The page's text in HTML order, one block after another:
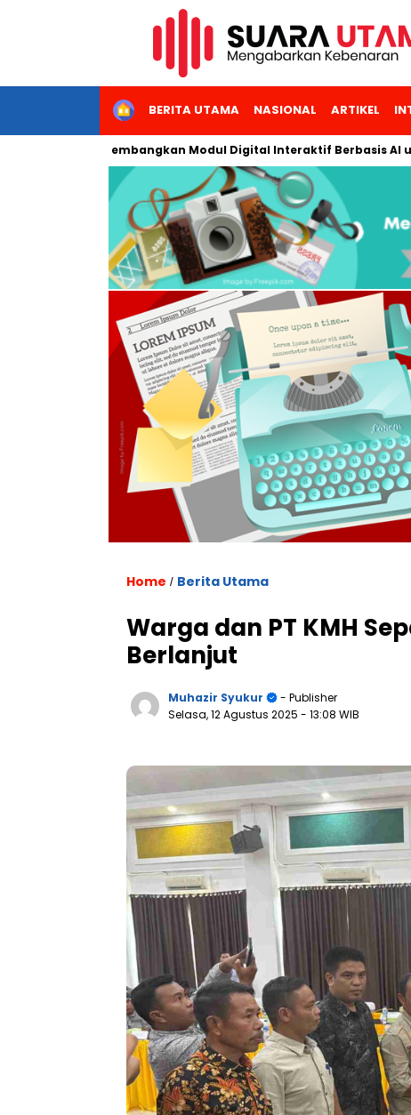
HOMEBERITA UTAMA NASIONAL ARTIKEL
Jakarta Kembangkan Modul Digital Interaktif Berbasis AI untuk
Home / Berita Utama
Warga dan PT KMH
Berlanjut
Muhazir Syukur
- Publisher
Selasa, 12 Agustus 2025 - 13:08 WIB